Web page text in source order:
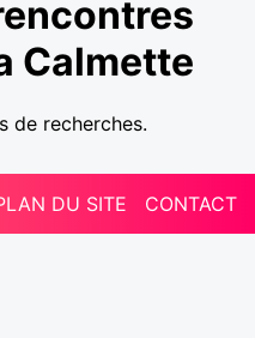
Calmette
de recherches.
DU SITE CONTACT